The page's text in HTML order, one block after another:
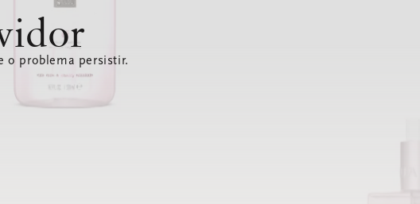
o problema persistir.